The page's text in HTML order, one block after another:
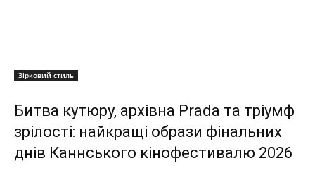
Зірковий стиль
Битва кутюру, архівна Prada та тріумф
зрілості: найкращі образи фінальних
днів Каннського кінофестивалю 2026